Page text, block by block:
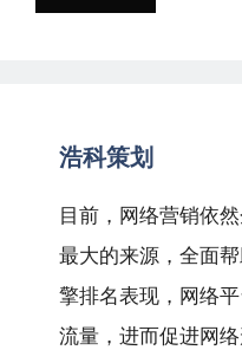
浩科策划
目前，网络营销依
最大的来源，全面
擎排名表现，网络
流量，进而促进网